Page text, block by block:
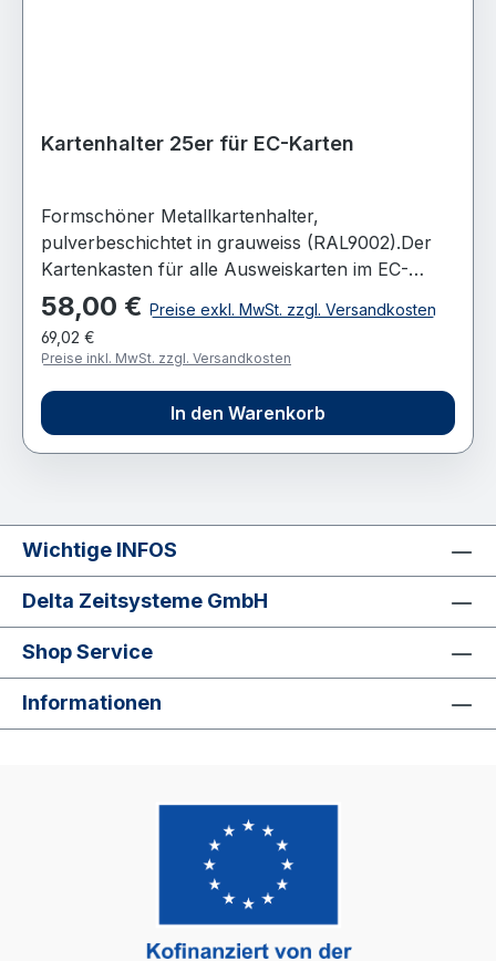
Kartenhalter 25er für EC-Karten
Formschöner Metallkartenhalter,
pulverbeschichtet in grauweiss (RAL9002).Der
Kartenkasten für alle Ausweiskarten im EC-
Format 86x54 mm.Formschöner Kartenhalter
aus Metall sorgt für Ordnung und genaue
Übersicht von Ausweiskarten.Die beidseitige
informiert jederzeit über an- oder abwesende
Mitarbeiter. GRUNDMERKMALE
Metallkartenhalter für 25 Ausweiskarten für alle
690 x 105 x 20 mm BESONDERHEITEN BITTE
beachten: Dieser Kartenhalter ist nicht für
Stempelkarten geeignet! Feste Nummerierung
der Steckplätze Jeder Kartenhalter/Kartenkasten
besitzt die entsprechende Anzahl von
Schildchen zum beschriften. LIEFERUMFANG 1
Regulärer Preis:
58,00 € Preise exkl. MwSt. zzgl. Versandkosten
69,02 €
Preise inkl. MwSt. zzgl. Versandkosten
In den Warenkorb
Wichtige INFOS
Delta Zeitsysteme GmbH
Shop Service
Informationen